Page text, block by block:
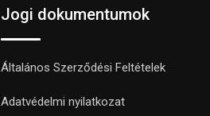
Jogi dokumentumok
Általános Szerződési Feltételek
Adatvédelmi nyilatkozat